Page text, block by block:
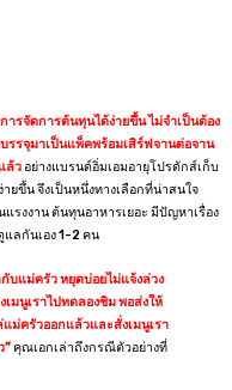
ารจัดการต้นทุนได้ง่ายขึ้น ไม่จำเป็นต้อง
รรจุมาเป็นแพ็คพร้อมเสิร์ฟจานต่อจาน
ล้ว อย่างแบรนด์อิ่มเอมอายุโปรดักส์เก็บ
ยขึ้น จึงเป็นหนึ่งทางเลือกที่น่าสนใจ
รงงาน ต้นทุนอาหารเยอะ มีปัญหาเรื่อง
แลกันเอง 1-2 คน
บแม่ครัว หยุดบ่อยไม่แจ้งล่วง
มนูเราไปทดลองชิม พอส่งให้
ม่ครัวออกแล้วและสั่งเมนูเรา
”คุณเอกเล่าถึงกรณีตัวอย่างที่